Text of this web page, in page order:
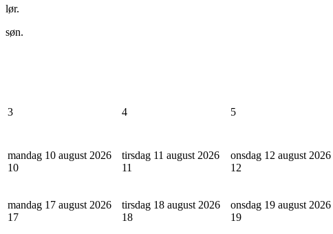
lør.
søn.
3 4 5
mandag 10 august 2026
10
tirsdag 11 august 2026
11
onsdag 12 august 2026
12
mandag 17 august 2026
17
tirsdag 18 august 2026
18
onsdag 19 august 2026
19